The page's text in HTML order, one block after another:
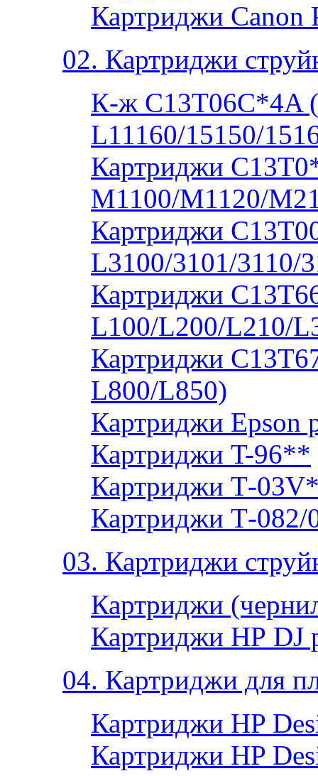
Картриджи Canon
02. Картриджи
К-ж
L11160/15150/
Картриджи
M1100/M1120/
Картриджи
L3100/3101/3110/
Картриджи
L100/L200/L210/
Картриджи
L800/L850)
Картриджи Epson
Картриджи T-96**
Картриджи Т-
Картриджи Т-
03. Картриджи
Картриджи
Картриджи НР DJ
04. Картриджи для
Картриджи HP
Картриджи HP